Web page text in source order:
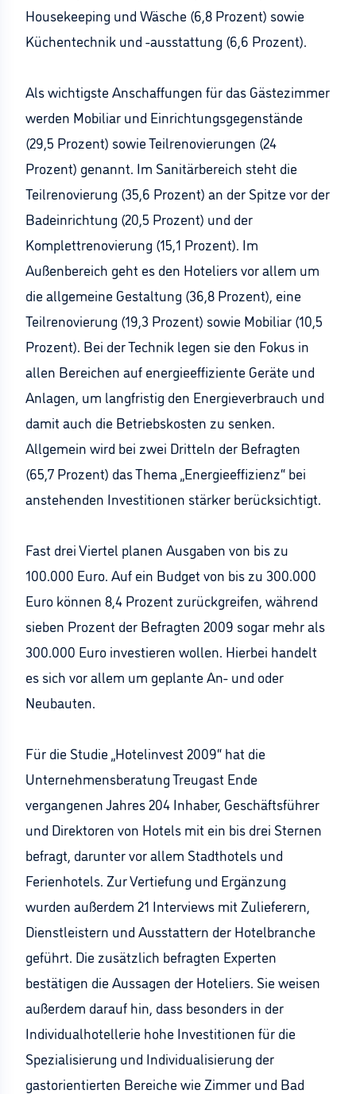
Housekeeping und Wäsche (6,8 Prozent) sowie
Küchentechnik und -ausstattung (6,6 Prozent).
Als wichtigste Anschaffungen für das Gästezimmer
werden Mobiliar und Einrichtungsgegenstände
(29,5 Prozent) sowie Teilrenovierungen (24
Prozent) genannt. Im Sanitärbereich steht die
Teilrenovierung (35,6 Prozent) an der Spitze vor der
Badeinrichtung (20,5 Prozent) und der
Komplettrenovierung (15,1 Prozent). Im
Außenbereich geht es den Hoteliers vor allem um
die allgemeine Gestaltung (36,8 Prozent), eine
Teilrenovierung (19,3 Prozent) sowie Mobiliar (10,5
Prozent). Bei der Technik legen sie den Fokus in
allen Bereichen auf energieeffiziente Geräte und
Anlagen, um langfristig den Energieverbrauch und
damit auch die Betriebskosten zu senken.
Allgemein wird bei zwei Dritteln der Befragten
(65,7 Prozent) das Thema „Energieeffizienz“ bei
anstehenden Investitionen stärker berücksichtigt.
Fast drei Viertel planen Ausgaben von bis zu
100.000 Euro. Auf ein Budget von bis zu 300.000
Euro können 8,4 Prozent zurückgreifen, während
sieben Prozent der Befragten 2009 sogar mehr als
300.000 Euro investieren wollen. Hierbei handelt
es sich vor allem um geplante An- und oder
Neubauten.
Für die Studie „Hotelinvest 2009“ hat die
Unternehmensberatung Treugast Ende
vergangenen Jahres 204 Inhaber, Geschäftsführer
und Direktoren von Hotels mit ein bis drei Sternen
befragt, darunter vor allem Stadthotels und
Ferienhotels. Zur Vertiefung und Ergänzung
wurden außerdem 21 Interviews mit Zulieferern,
Dienstleistern und Ausstattern der Hotelbranche
geführt. Die zusätzlich befragten Experten
bestätigen die Aussagen der Hoteliers. Sie weisen
außerdem darauf hin, dass besonders in der
Individualhotellerie hohe Investitionen für die
Spezialisierung und Individualisierung der
gastorientierten Bereiche wie Zimmer und Bad